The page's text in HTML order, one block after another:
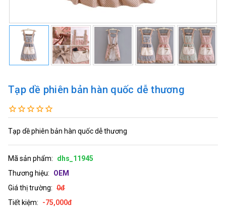
Tạp dề phiên bản hàn quốc dễ thương
Tạp dề phiên bản hàn quốc dễ thương
Mã sản phẩm:
dhs_11945
Thương hiệu:
OEM
Giá thị trường: 0đ
Tiết kiệm:
-75,000đ